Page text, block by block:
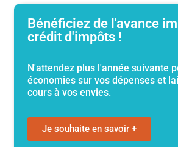
Bénéficiez de l'avance
crédit d'impôts !
N'attendez plus l'année suivante
économies sur vos dépenses et
cours à vos envies.
Je souhaite en savoir +